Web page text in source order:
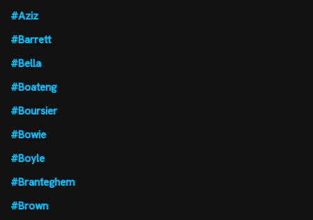
#Aziz
#Barrett
#Bella
#Boateng
#Boursier
#Bowie
#Boyle
#Branteghem
#Brown